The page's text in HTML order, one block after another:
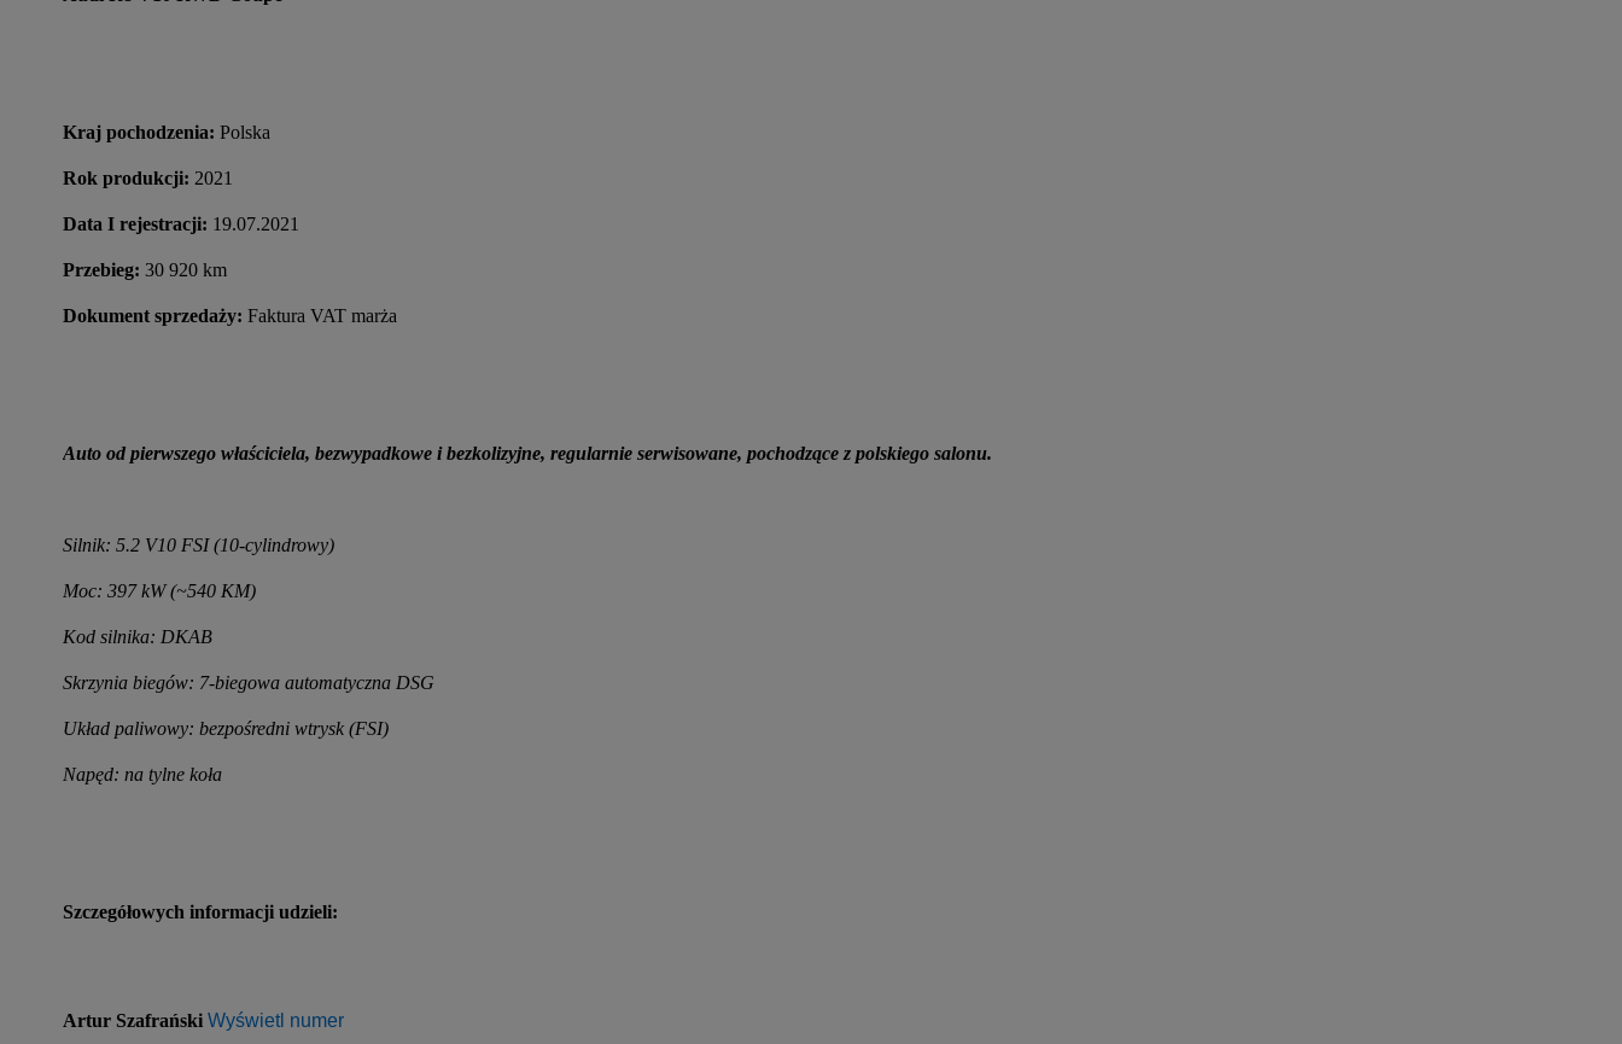
Kraj pochodzenia: Polska
Rok produkcji: 2021
Data I rejestracji: 19.07.2021
Przebieg: 30 920 km
Dokument sprzedaży: Faktura VAT marża
Auto od pierwszego właściciela, bezwypadkowe i bezkolizyjne, regularnie serwisowane, pochodzące z polskiego salonu.
Silnik: 5.2 V10 FSI (10-cylindrowy)
Moc: 397 kW (~540 KM)
Kod silnika: DKAB
Skrzynia biegów: 7-biegowa automatyczna DSG
Układ paliwowy: bezpośredni wtrysk (FSI)
Napęd: na tylne koła
Szczegółowych informacji udzieli:
Artur Szafrański Wyświetl numer